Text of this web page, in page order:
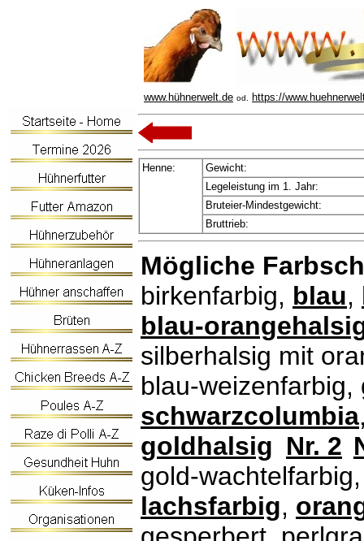
www.hühnerwelt.de od. https://
Henne:
Gewicht:
Legeleistung im 1. Jahr:
Bruteier-Mindestgewicht:
Bruttrieb:
Mögliche
birkenfarbig, blau,
blau-
silberhalsig mit
blau-
schwarzcolumbia
goldhalsig Nr. 2
gold-
lachsfarbig,